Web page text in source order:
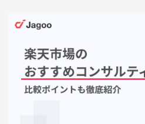
自社EC
自社サイト立ち上げ・制作
お知らせ
会社紹介
会社概要